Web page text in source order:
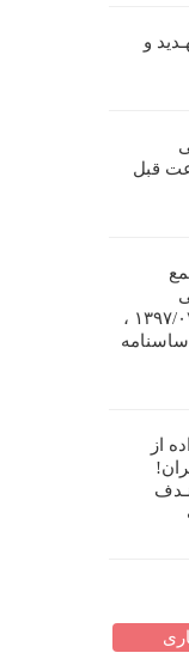
و
را تا ۴۸ سـاعت قبل
دندانپزشکی ایران در تاریخ ۱۳۹۷/۰۷/۲۶ ،
از